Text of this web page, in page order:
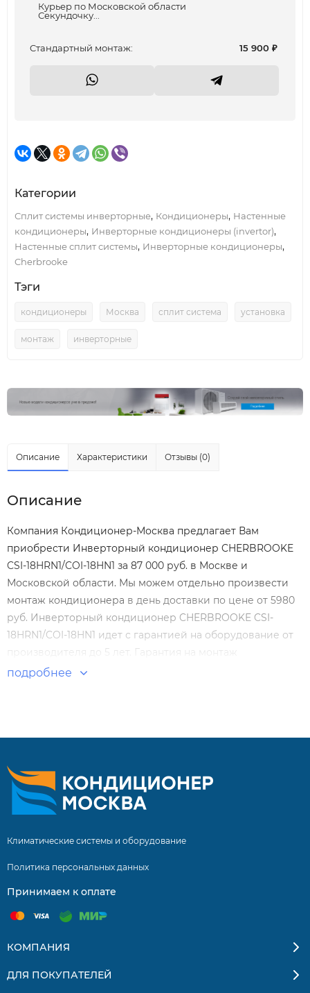
Курьер по Московской области
Секундочку...
Cтандартный монтаж: 15 900 ₽
Категории
Сплит системы инверторные, Кондиционеры, Настенные
кондиционеры, Инверторные кондиционеры (invertor),
Настенные сплит системы, Инверторные кондиционеры,
Cherbrooke
Тэги
кондиционеры Москва сплит система установка
монтаж инверторные
Описание Характеристики Отзывы (0)
Описание
Компания Кондиционер-Москва предлагает Вам
приобрести Инверторный кондиционер CHERBROOKE
CSI-18HRN1/COI-18HN1 за 87 000 руб. в Москве и
Московской области. Мы можем отдельно произвести
монтаж кондиционера в день доставки по цене от 5980
руб. Инверторный кондиционер CHERBROOKE CSI-
18HRN1/COI-18HN1 идет с гарантией на оборудование от
производителя до 5 лет. Гарантия на монтаж
Инверторный кондиционер CHERBROOKE CSI-
сплит-систем по Москве и Московской области.
5 лет.
подробнее
Климатические системы и оборудование
Политика персональных данных
Принимаем к оплате
КОМПАНИЯ
ДЛЯ ПОКУПАТЕЛЕЙ